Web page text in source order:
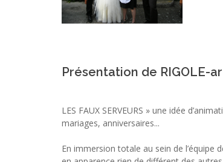
Présentation de RIGOLE-
LES FAUX SERVEURS » une idée
mariages, anniversaires...
En immersion totale au sein de l’équipe